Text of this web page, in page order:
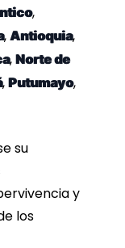
,
, Antioquia,
, Norte de
, Putumayo,
su
y
los